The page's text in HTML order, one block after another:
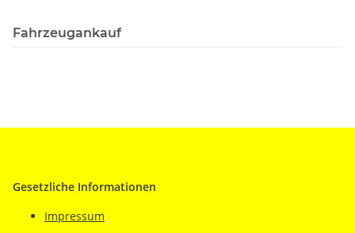
Fahrzeugankauf
Gesetzliche Informationen
Impressum